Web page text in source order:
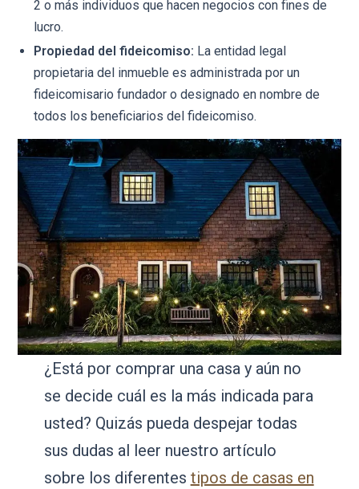
2 o más individuos que hacen negocios con fines de
lucro.
Propiedad del fideicomiso: La entidad legal
propietaria del inmueble es administrada por un
fideicomisario fundador o designado en nombre de
todos los beneficiarios del fideicomiso.
¿Está por comprar una casa y aún no
se decide cuál es la más indicada para
usted? Quizás pueda despejar todas
sus dudas al leer nuestro artículo
sobre los diferentes tipos de casas en